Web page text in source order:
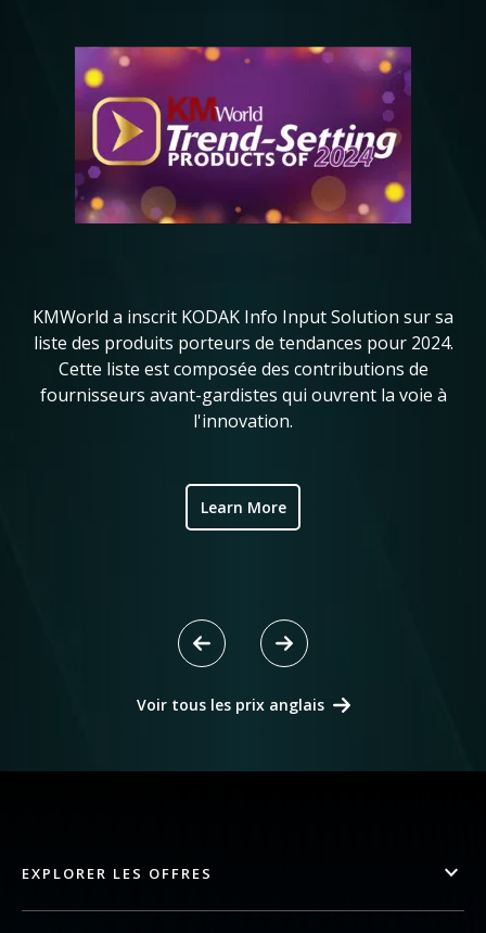
KMWorld a inscrit KODAK Info Input Solution sur sa
liste des produits porteurs de tendances pour 2024.
Cette liste est composée des contributions de
fournisseurs avant-gardistes qui ouvrent la voie à
l'innovation.
Learn More
Voir tous les prix anglais
EXPLORER LES OFFRES